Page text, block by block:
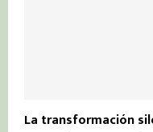
La transformación